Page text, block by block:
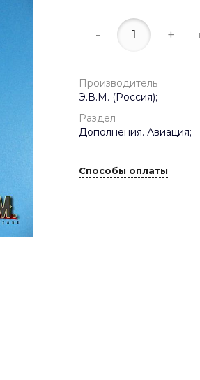
- +
Производитель
Э.В.М. (Россия);
Раздел
Дополнения. Авиация;
Способы оплаты